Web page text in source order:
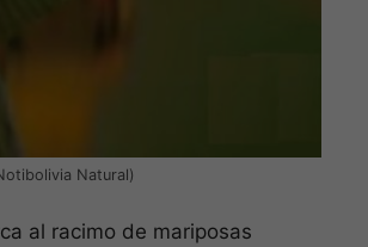
Natural)
al racimo de mariposas